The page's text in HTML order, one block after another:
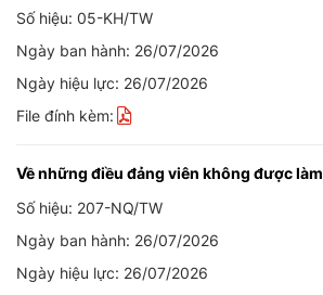
Số hiệu: 05-KH/TW
Ngày ban hành: 26/07/2026
Ngày hiệu lực: 26/07/2026
File đính kèm:
Về những điều đảng viên không được làm
Số hiệu: 207-NQ/TW
Ngày ban hành: 26/07/2026
Ngày hiệu lực: 26/07/2026